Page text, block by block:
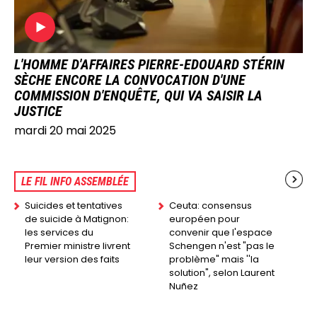
L'HOMME D'AFFAIRES PIERRE-EDOUARD STÉRIN
SÈCHE ENCORE LA CONVOCATION D'UNE
COMMISSION D'ENQUÊTE, QUI VA SAISIR LA
JUSTICE
mardi 20 mai 2025
LE FIL INFO ASSEMBLÉE
Suicides et tentatives
de suicide à Matignon:
les services du
Premier ministre livrent
leur version des faits
Ceuta: consensus
européen pour
convenir que l'espace
Schengen n'est "pas le
problème" mais ''la
solution", selon Laurent
Nuñez